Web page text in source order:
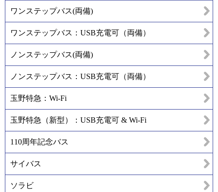
ワンステップバス(両備)
ワンステップバス：USB充電可（両備）
ノンステップバス(両備)
ノンステップバス：USB充電可（両備）
玉野特急：Wi-Fi
玉野特急（新型）：USB充電可 & Wi-Fi
110周年記念バス
サイバス
ソラビ